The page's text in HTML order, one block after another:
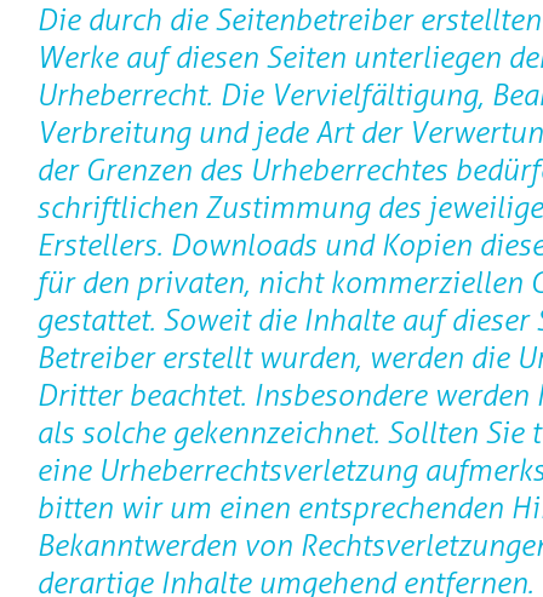
Die durch die Seitenbetreiber
Werke auf diesen Seiten unterliegen
Urheberrecht. Die Vervielfältigung,
Verbreitung und jede Art der
der Grenzen des Urheberrechtes
schriftlichen Zustimmung des
Erstellers. Downloads und Kopien
für den privaten, nicht kommerziellen
gestattet. Soweit die Inhalte auf dieser
Betreiber erstellt wurden, werden die
Dritter beachtet. Insbesondere
als solche gekennzeichnet. Sollten Sie
eine Urheberrechtsverletzung
bitten wir um einen entsprechenden
Bekanntwerden von
derartige Inhalte umgehend entfernen.